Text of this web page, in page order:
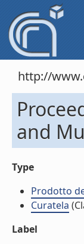
http://
and
Type
Prodotto
Curatela
Label